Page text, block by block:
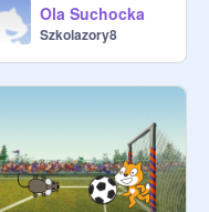
Ola Suchocka
Szkolazory8